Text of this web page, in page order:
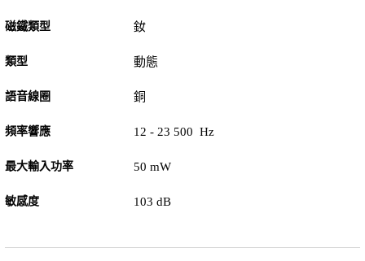
磁鐵類型 釹
類型 動態
語音線圈 銅
頻率響應 12 - 23 500 Hz
最大輸入功率 50 mW
敏感度 103 dB